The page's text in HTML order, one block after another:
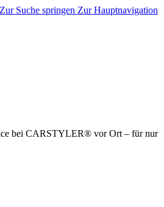
Zur Suche springen Zur Hauptnavigation
bei CARSTYLER® vor Ort – für nur